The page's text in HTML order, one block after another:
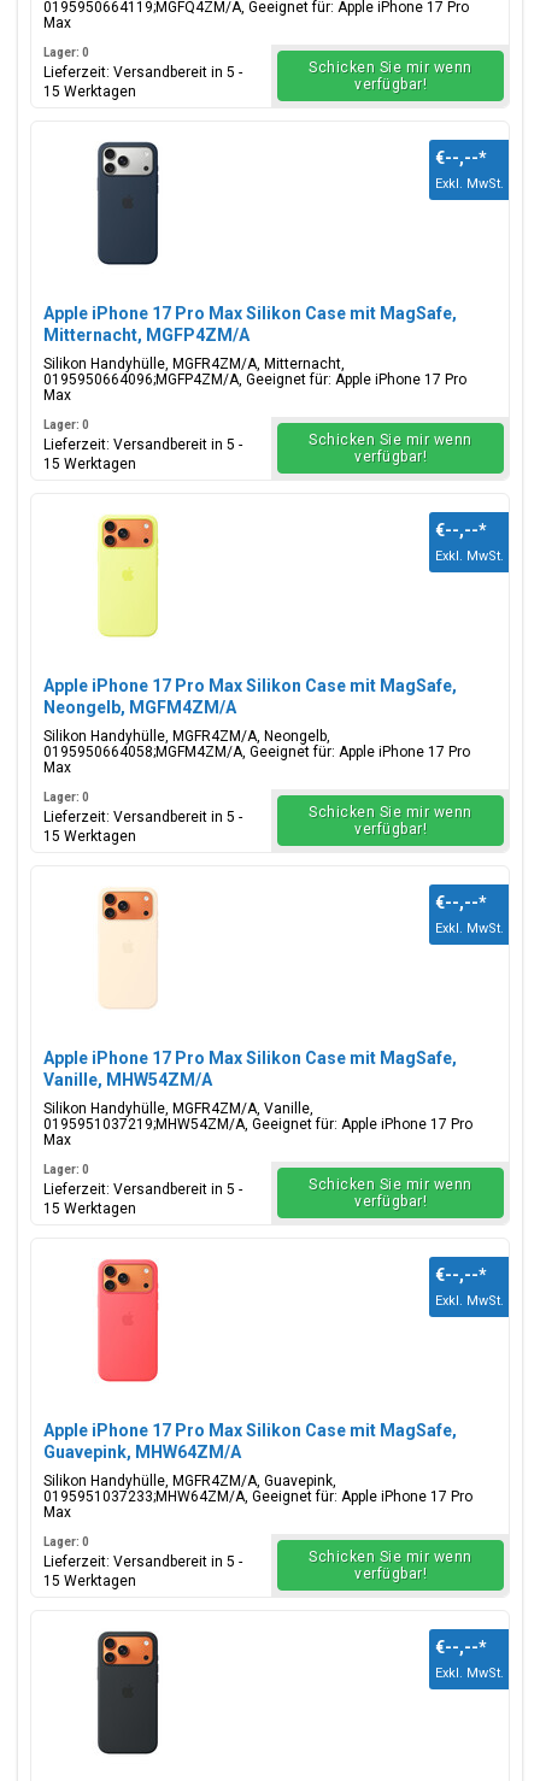
0195950664119;MGFQ4ZM/A, Geeignet für: Apple iPhone 17 Pro
Max
Lager: 0
Lieferzeit: Versandbereit in 5 -
15 Werktagen
Schicken Sie mir wenn
verfügbar!
Apple iPhone 17 Pro Max Silikon Case mit MagSafe,
Mitternacht, MGFP4ZM/A
Silikon Handyhülle, MGFR4ZM/A, Mitternacht,
0195950664096;MGFP4ZM/A, Geeignet für: Apple iPhone 17 Pro
Max
€--,--*
Exkl. MwSt.
Lager: 0
Lieferzeit: Versandbereit in 5 -
15 Werktagen
Schicken Sie mir wenn
verfügbar!
Apple iPhone 17 Pro Max Silikon Case mit MagSafe,
Neongelb, MGFM4ZM/A
Silikon Handyhülle, MGFR4ZM/A, Neongelb,
0195950664058;MGFM4ZM/A, Geeignet für: Apple iPhone 17 Pro
Max
€--,--*
Exkl. MwSt.
Lager: 0
Lieferzeit: Versandbereit in 5 -
15 Werktagen
Schicken Sie mir wenn
verfügbar!
Apple iPhone 17 Pro Max Silikon Case mit MagSafe,
Vanille, MHW54ZM/A
Silikon Handyhülle, MGFR4ZM/A, Vanille,
0195951037219;MHW54ZM/A, Geeignet für: Apple iPhone 17 Pro
Max
€--,--*
Exkl. MwSt.
Lager: 0
Lieferzeit: Versandbereit in 5 -
15 Werktagen
Schicken Sie mir wenn
verfügbar!
Apple iPhone 17 Pro Max Silikon Case mit MagSafe,
Guavepink, MHW64ZM/A
Silikon Handyhülle, MGFR4ZM/A, Guavepink,
0195951037233;MHW64ZM/A, Geeignet für: Apple iPhone 17 Pro
Max
€--,--*
Exkl. MwSt.
Lager: 0
Lieferzeit: Versandbereit in 5 -
15 Werktagen
Schicken Sie mir wenn
verfügbar!
€--,--*
Exkl. MwSt.